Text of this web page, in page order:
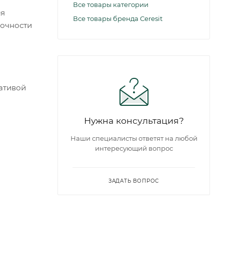
Все товары категории
Все товары бренда Ceresit
Нужна консультация?
Наши специалисты ответят на любой
интересующий вопрос
ЗАДАТЬ ВОПРОС